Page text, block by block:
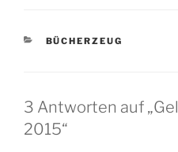
KATEGORIEN
BÜCHERZEUG
3 Antworten auf
2015“